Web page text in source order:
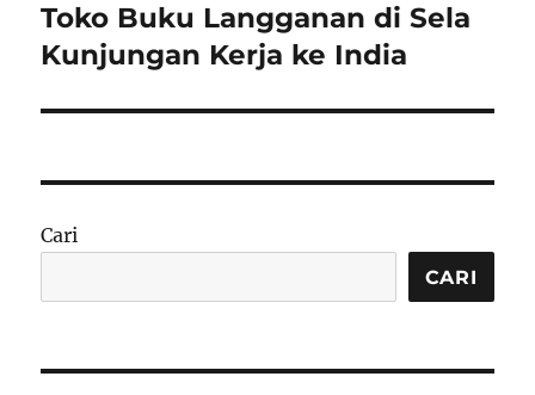
post:
Toko Buku Langganan di Sela
Kunjungan Kerja ke India
Cari
CARI